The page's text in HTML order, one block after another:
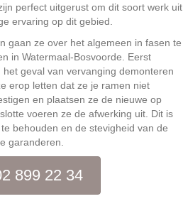
perfect uitgerust om dit soort werk uit
ervaring op dit gebied.
gaan ze over het algemeen in fasen te
in Watermaal-Bosvoorde. Eerst
geval van vervanging demonteren
erop letten dat ze je ramen niet
en plaatsen ze de nieuwe op
voeren ze de afwerking uit. Dit is
behouden en de stevigheid van de
garanderen.
899 22 34